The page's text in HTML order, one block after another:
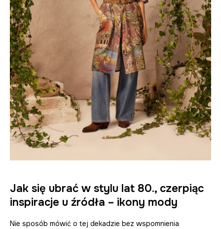
Jak się ubrać w stylu lat 80., czerpiąc
inspiracje u źródła – ikony mody
Nie sposób mówić o tej dekadzie bez wspomnienia